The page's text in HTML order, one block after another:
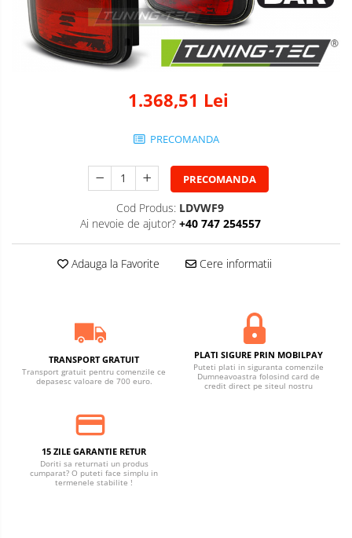
1.368,51 Lei
PRECOMANDA
PRECOMANDA
Cod Produs: LDVWF9
Ai nevoie de ajutor? +40 747 254557
Adauga la Favorite Cere informatii
TRANSPORT GRATUIT
Transport gratuit pentru comenzile ce
depasesc valoare de 700 euro.
PLATI SIGURE PRIN MOBILPAY
Puteti plati in siguranta comenzile
Dumneavoastra folosind card de
credit direct pe siteul nostru
15 ZILE GARANTIE RETUR
Doriti sa returnati un produs
cumparat? O puteti face simplu in
termenele stabilite !